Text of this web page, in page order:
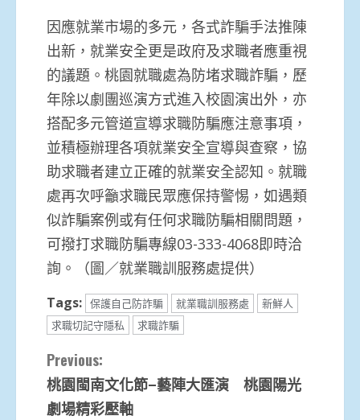
因應就業市場的多元，各式詐騙手法推陳
出新，就業安全更是政府及求職者應重視
的議題。桃園就職處為防堵求職詐騙，歷
年除以劇團巡演方式進入校園演出外，亦
搭配多元管道宣導求職防騙應注意事項，
並積極辦理各項就業安全宣導與查察，協
助求職者建立正確的就業安全認知。就職
處再次呼籲求職民眾應保持警惕，如遇類
似詐騙案例或有任何求職防騙相關問題，
可撥打求職防騙專線03-333-4068即時洽
詢。（圖／就業職訓服務處提供）
Tags: 保護自己防詐騙 就業職訓服務處
新鮮人
求職切記守隱私
求職詐騙
Continue
Reading
Previous:
桃園閩南文化節–藝陣大匯演 桃園陽光
劇場精彩壓軸